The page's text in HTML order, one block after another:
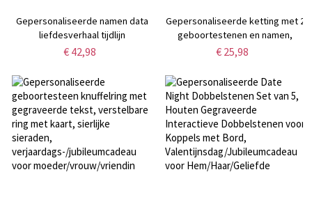
Gepersonaliseerde namen data
liefdesverhaal tijdlijn
deuropening gordijn,
woondecoratie,
Valentijnsdag/verjaardag cadeau
voor hem/haar/paar
€ 42,98
Gepersonaliseerde ketting met 2
geboortestenen en namen,
aangepaste naamketting met
verjaardags-/kerst-/
voor koppel/beste
vriendin/familie
€ 25,98